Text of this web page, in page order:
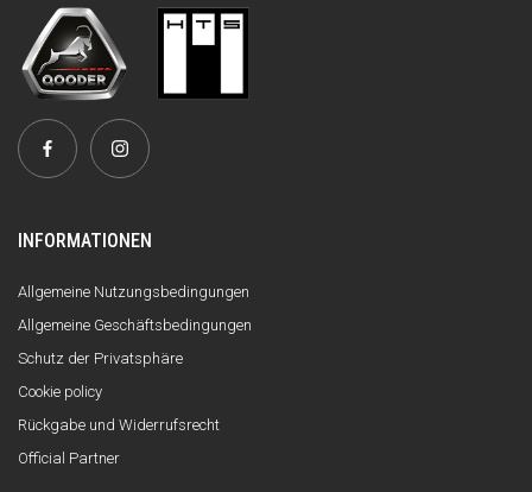
INFORMATIONEN
Allgemeine Nutzungsbedingungen
Allgemeine Geschäftsbedingungen
Schutz der Privatsphäre
Cookie policy
Rückgabe und Widerrufsrecht
Official Partner